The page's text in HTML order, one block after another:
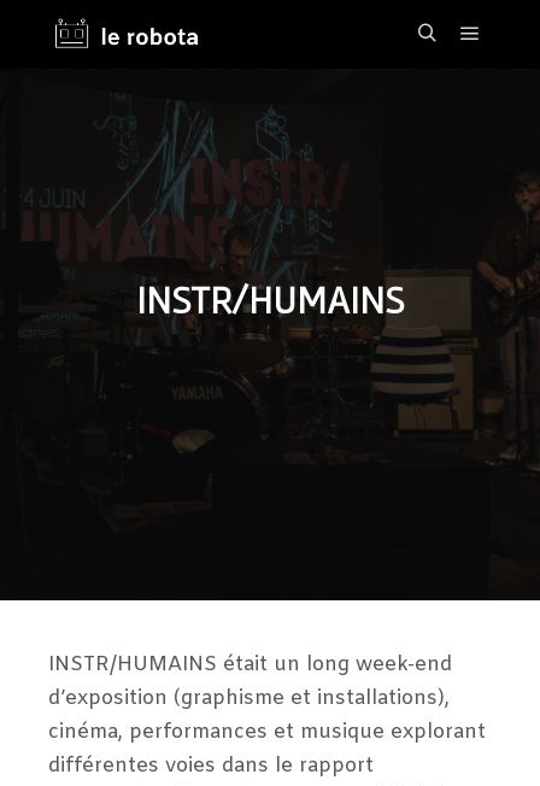
INSTR/HUMAINS
INSTR/HUMAINS était un long week-end
d’exposition (graphisme et installations),
cinéma, performances et musique explorant
différentes voies dans le rapport